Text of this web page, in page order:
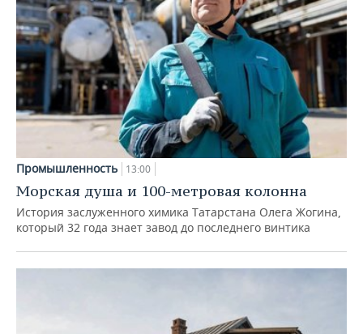
Промышленность 13:00
Морская душа и 100-метровая колонна
История заслуженного химика Татарстана Олега Жогина,
который 32 года знает завод до последнего винтика